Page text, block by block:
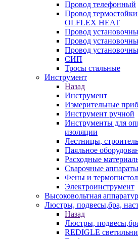
Провод телефонный
Провод
OLFLEX HEAT
Провод
Провод
Провод
СИП
Тросы стальные
Инструмент
Назад
Инструмент
Измерительные
Инструмент ручной
Инструменты для
изоляции
Лестницы,
Паяльное
Расходные
Сварочные аппараты
Фены и
Электроинструмент
Высоковольтная
Люстры, подвесы,бра,
Назад
Люстры,
REDIGLE